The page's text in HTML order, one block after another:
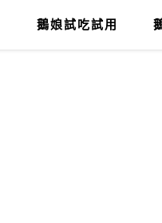
鵝娘試吃試用
肥油